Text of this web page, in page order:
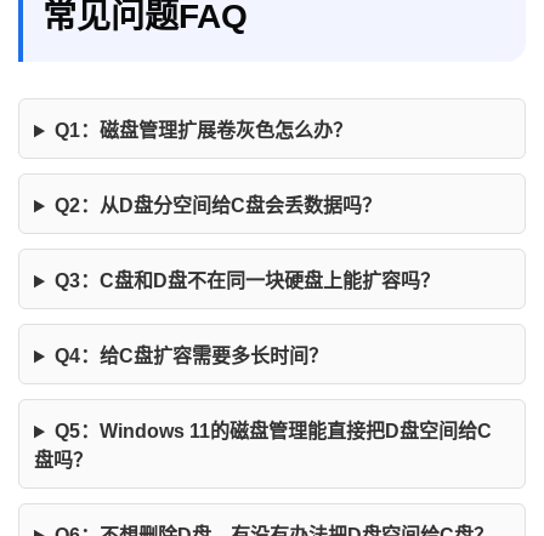
常见问题FAQ
Q1：磁盘管理扩展卷灰色怎么办？
Q2：从D盘分空间给C盘会丢数据吗？
Q3：C盘和D盘不在同一块硬盘上能扩容吗？
Q4：给C盘扩容需要多长时间？
Q5：Windows 11的磁盘管理能直接把D盘空间给C
盘吗？